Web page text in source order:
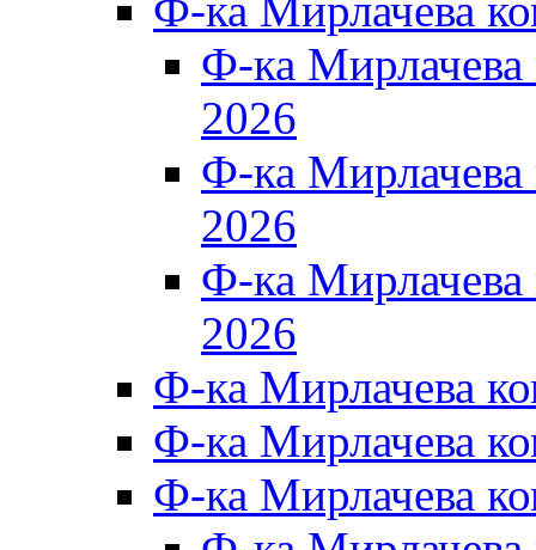
Ф-ка Мирлачева
Ф-ка
2026
Ф-ка
2026
Ф-ка
2026
Ф-ка Мирлачева
Ф-ка Мирлачева
Ф-ка Мирлачева